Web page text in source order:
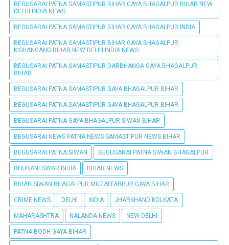
BEGUSARAI PATNA SAMASTIPUR BIHAR GAYA BHAGALPUR BIHAR NEW
DELHI INDIA NEWS
BEGUSARAI PATNA SAMASTIPUR BIHAR GAYA BHAGALPUR INDIA
BEGUSARAI PATNA SAMASTIPUR BIHAR GAYA BHAGALPUR
KISHANGANG BIHAR NEW DELHI INDIA NEWS
BEGUSARAI PATNA SAMASTIPUR DARBHANGA GAYA BHAGALPUR
BIHAR
BEGUSARAI PATNA SAMASTIPUR GAYA BHAGALPUR BIHAR
BEGUSARAI PATNA SAMASTIPUR GAYA BHAGALPUR BIHAR
BEGUSARAI PÀTNA GAYA BHAGALPUR SIWAN BIHAR
BEGUSARAI NEWS PATNA NEWS SAMASTIPUR NEWS BIHAR
BEGUSARAI PATNA SIWAN BEGUSARAI PATNA SIWAN BHAGALPUR
BHUBANESWAR INDIA BIHAR NEWS
BIHAR SIWAN BHAGALPUR MUZAFFARPUR GAYA BIHAR
CRIME NEWS DELHI INDIA JHARKHAND KOLKATA
MAHARASHTRA NALANDA NEWS NEW DELHI
PATNA BODH GAYA BIHAR